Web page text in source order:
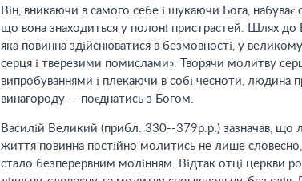
Він, вникаючи в самого себе і шукаючи Бога, набуває
що вона знаходиться у полоні пристрастей. Шлях
яка повинна здійснюватися в безмовності, у
серця і тверезими помислами». Творячи молитву
випробуваннями і плекаючи в собі чесноти, людина
винагороду -- поєднатись з Богом.
Василій Великий (прибл. 330--379р.р.) зазначав, що
життя повинна постійно молитись не лише
стало безперервним молінням. Відтак отці церкви